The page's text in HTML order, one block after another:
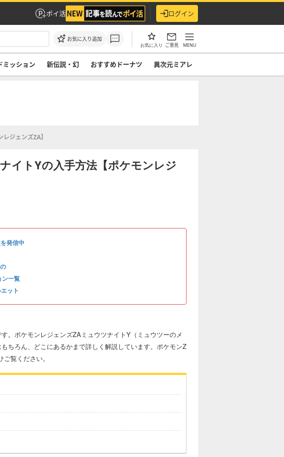
ポイ活 ログイン
お気に入り追加
お気に入り ご意見 MENU
ミッション 新伝説・幻 おすすめドーナツ 異次元ミアレ
ジェンズZA】
イトYの入手方法【ポケモンレジ
発信中
ン一覧
ット
。ポケモンレジェンズZAミュウツナイトY（ミュウツーのメ
ちろん、どこにあるかまで詳しく解説しています。ポケモンZ
覧ください。